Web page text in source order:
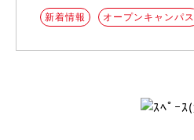
新着情報 オープンキャンパス